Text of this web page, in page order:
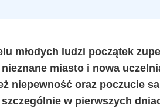
młodych ludzi początek
miasto i nowa
niepewność oraz poczucie
w pierwszych